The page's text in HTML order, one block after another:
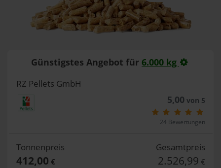
Günstigstes Angebot für 6.000 kg
RZ Pellets GmbH
5,00 von 5
24 Bewertungen
Tonnenpreis
412,00 €
Gesamtpreis
2.526,99 €